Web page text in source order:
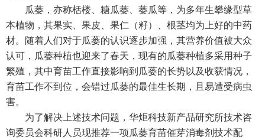
瓜蒌，亦称栝楼、糖瓜蒌、蒌瓜等，为多年生攀缘型草
本植物，其果实、果皮、果仁（籽）、根茎均为上好的中药
材。随着人们对于瓜蒌的认识逐步加强，其营养价值被大众
认可，瓜蒌种植也迎来了春天，现有的瓜蒌种植多采用种子
繁殖，其中育苗工作直接影响到瓜蒌的长势以及收获情况，
育苗工作不到位，会错过瓜蒌的最佳生长期，且易遭受病虫
害。
为了解决上述技术问题，华炬科技新产品研究所技术咨
询委员会科研人员现推荐一项瓜蒌育苗催芽消毒剂技术配